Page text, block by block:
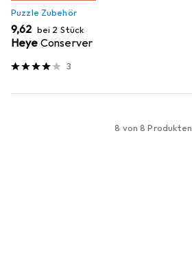
Puzzle Zubehör
EUR
9,62 bei 2 Stück
Heye Conserver
3
8 von 8 Produkten